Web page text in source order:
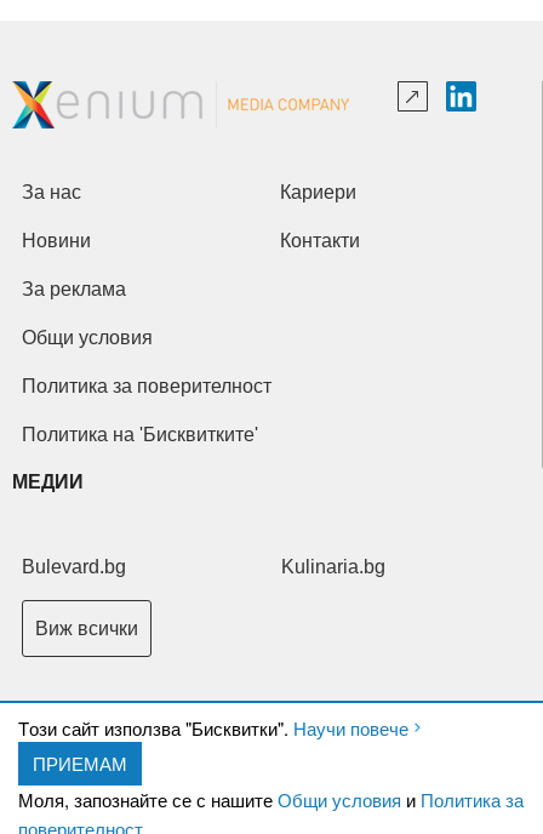
Tози сайт използва "Бисквитки". Научи повече
ПРИЕМАМ
Моля, запознайте се с нашитеОбщи условия и Политика за
поверителност
За нас Кариери
Новини Контакти
За реклама
Общи условия
Политика за поверителност
Политика на 'Бисквитките'
МЕДИИ
Bulevard.bg Kulinaria.bg
Виж всички
Copyright © 2026 Ксениум ООД. Всички права запазени.
XeniumCompany.com